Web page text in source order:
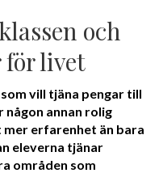
och
för livet
vill tjäna pengar till
annan rolig
mer erfarenhet än bara
eleverna tjänar
områden som